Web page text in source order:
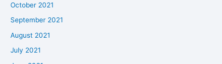
October 2021
September 2021
August 2021
July 2021